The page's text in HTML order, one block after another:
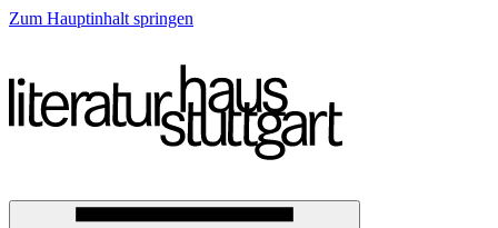
Zum Hauptinhalt springen